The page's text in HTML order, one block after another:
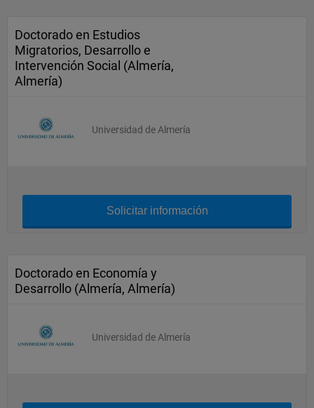
Doctorado en Estudios
Migratorios, Desarrollo e
Intervención Social (Almería,
Almería)
Universidad de Almería
Solicitar información
Doctorado en Economía y
Desarrollo (Almería, Almería)
Universidad de Almería